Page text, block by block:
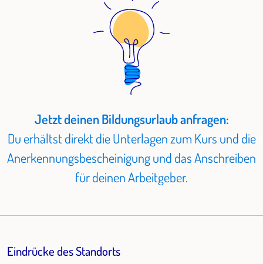
Jetzt deinen Bildungsurlaub anfragen:
Du erhältst direkt die Unterlagen zum Kurs und die
Anerkennungsbescheinigung und das Anschreiben
für deinen Arbeitgeber.
Eindrücke des Standorts